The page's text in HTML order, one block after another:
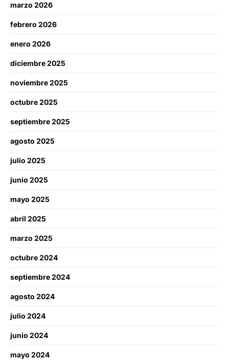
marzo 2026
febrero 2026
enero 2026
diciembre 2025
noviembre 2025
octubre 2025
septiembre 2025
agosto 2025
julio 2025
junio 2025
mayo 2025
abril 2025
marzo 2025
octubre 2024
septiembre 2024
agosto 2024
julio 2024
junio 2024
mayo 2024